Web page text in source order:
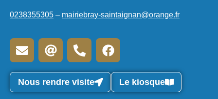
0238355305 – mairiebray-saintaignan@orange.fr
Nous rendre visite Le kiosque